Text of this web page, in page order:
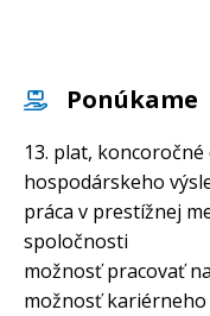
Ponúkame
13. plat,
hospodárskeho
práca v prestížnej
spoločnosti
možnosť pracovať
možnosť